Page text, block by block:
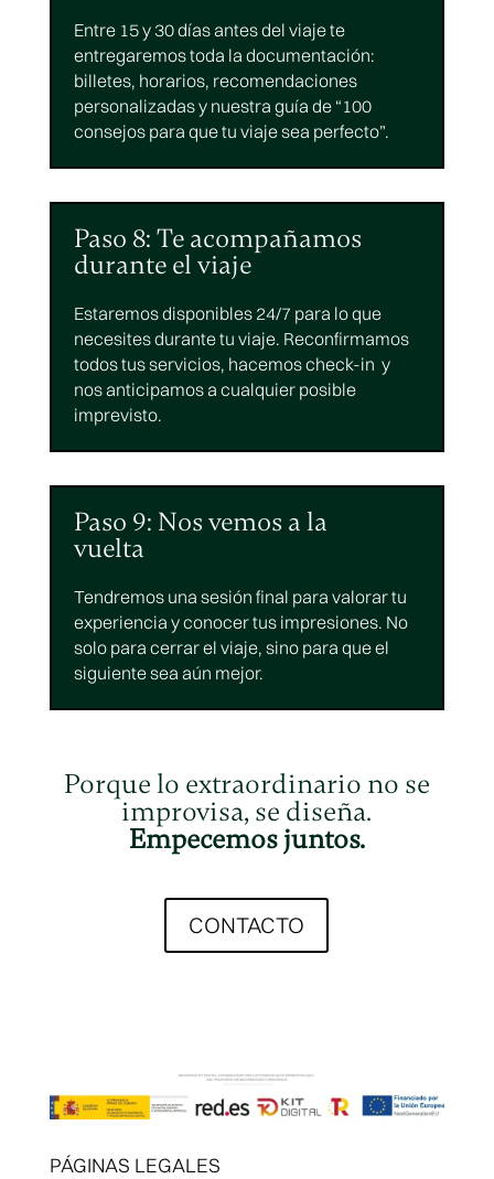
Entre 15 y 30 días antes del viaje te
entregaremos toda la documentación:
billetes, horarios, recomendaciones
personalizadas y nuestra guía de “100
consejos para que tu viaje sea perfecto”.
Paso 8: Te acompañamos
durante el viaje
Estaremos disponibles 24/7 para lo que
necesites durante tu viaje. Reconfirmamos
todos tus servicios, hacemos check-in y
nos anticipamos a cualquier posible
imprevisto.
Paso 9: Nos vemos a la
vuelta
Tendremos una sesión final para valorar tu
experiencia y conocer tus impresiones. No
solo para cerrar el viaje, sino para que el
siguiente sea aún mejor.
Porque lo extraordinario no se
improvisa, se diseña.
Empecemos juntos.
CONTACTO
PÁGINAS LEGALES